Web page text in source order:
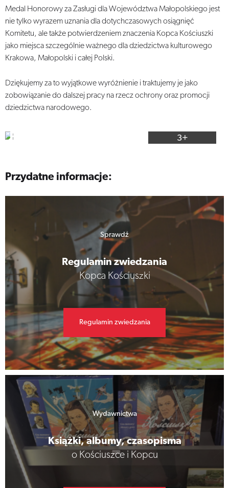
Medal Honorowy za Zasługi dla Województwa Małopolskiego jest
nie tylko wyrazem uznania dla dotychczasowych osiągnięć
Komitetu, ale także potwierdzeniem znaczenia Kopca Kościuszki
jako miejsca szczególnie ważnego dla dziedzictwa kulturowego
Krakowa, Małopolski i całej Polski.
Dziękujemy za to wyjątkowe wyróżnienie i traktujemy je jako
zobowiązanie do dalszej pracy na rzecz ochrony oraz promocji
dziedzictwa narodowego.
3+
Przydatne informacje:
Sprawdź
Regulamin zwiedzania
Kopca Kościuszki
Regulamin zwiedzania
Wydawnictwa
Książki, albumy, czasopisma
o Kościuszce i Kopcu